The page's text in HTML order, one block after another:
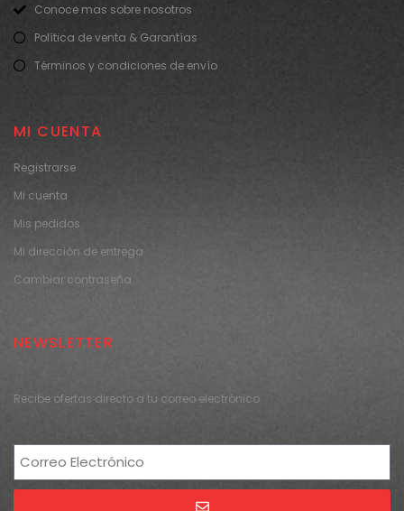
Conoce mas sobre nosotros
Política de venta & Garantías
Términos y condiciones de envío
MI CUENTA
Registrarse
Mi cuenta
Mis pedidos
Mi dirección de entrega
Cambiar contraseña
NEWSLETTER
Recibe ofertas directo a tu correo electrónico